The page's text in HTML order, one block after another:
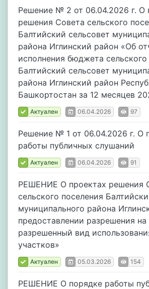
Решение № 2 от 06.04.2026 г. О
решения Совета сельского
Балтийский сельсовет
района Иглинский район «Об
исполнения бюджета сельского
Балтийский сельсовет
района Иглинский район
Башкортостан за 12 месяцев
Актуален 06.04.2026 97
Решение № 1 от 06.04.2026 г. О
работы публичных слушаний
Актуален 06.04.2026 91
РЕШЕНИЕ О проектах решения
сельского поселения
муниципального района
предоставлении разрешения на
разрешенный вид
участков»
Актуален 05.03.2026 154
РЕШЕНИЕ О порядке работы